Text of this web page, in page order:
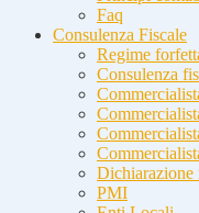
Faq
Consulenza Fiscale
Regime
Consulenza
Dichiarazione
PMI